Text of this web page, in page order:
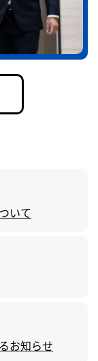
いて
お知らせ